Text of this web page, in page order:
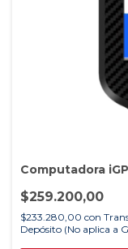
Computadora
$259.200,00
$233.280,00 con
Depósito (No aplica a